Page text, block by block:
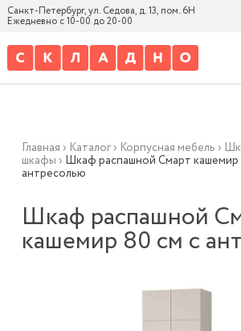
Санкт-Петербург, ул. Седова, д. 13, пом. 6Н
Ежедневно с 10-00 до 20-00
Главная › Каталог› Корпусная мебель ›
шкафы › Шкаф распашной Смарт кашемир
антресолью
Шкаф распашной
кашемир 80 см с